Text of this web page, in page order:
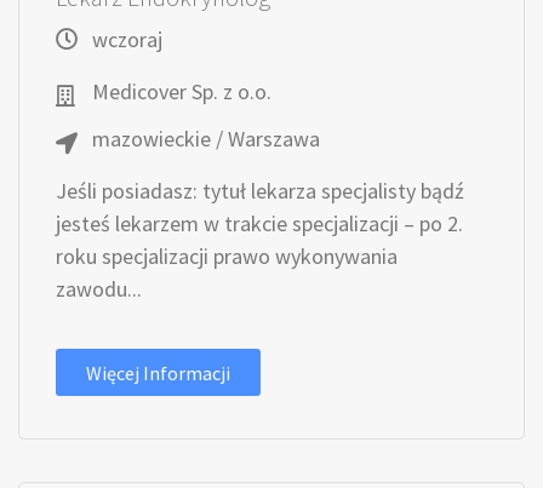
wczoraj
Medicover Sp. z o.o.
mazowieckie / Warszawa
Jeśli posiadasz: tytuł lekarza specjalisty bądź
jesteś lekarzem w trakcie specjalizacji – po 2.
roku specjalizacji prawo wykonywania
zawodu...
Więcej Informacji